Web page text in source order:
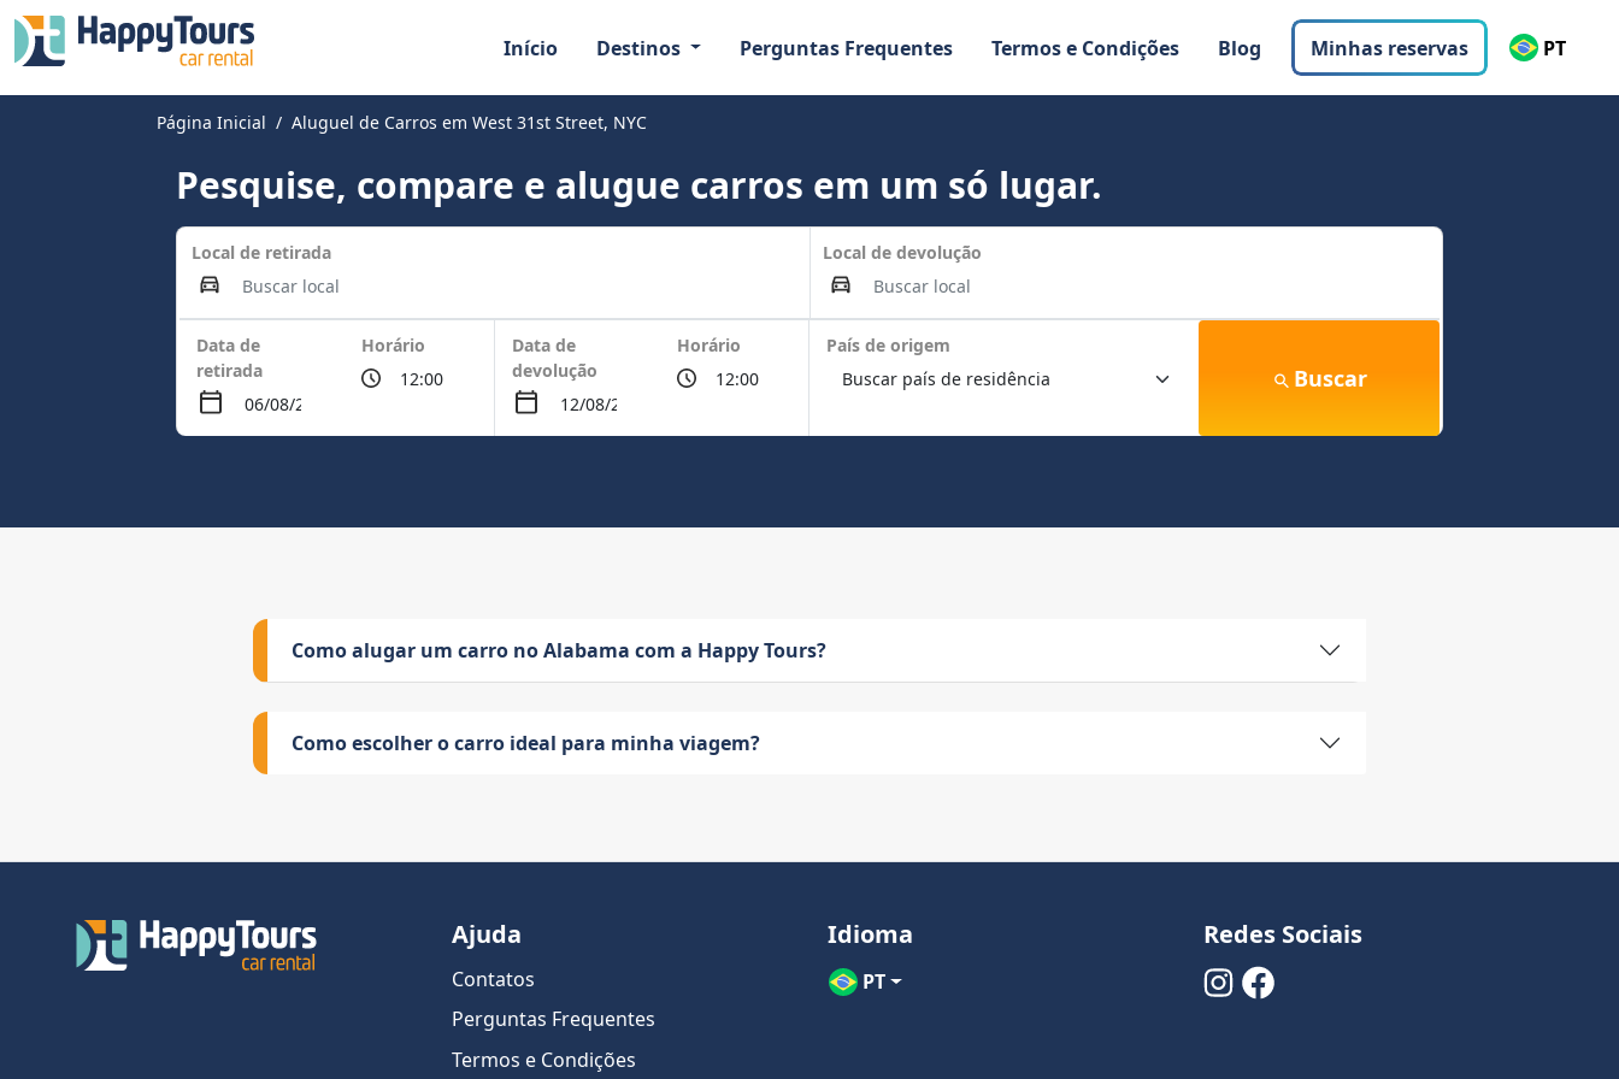
Início Destinos Perguntas Frequentes Termos e Condições Blog Minhas reservas PT
Página Inicial Aluguel de Carros em West 31st Street, NYC
Pesquise, compare e alugue carros em um só lugar.
Local de retirada Local de devolução
Data de
retirada
Horário
Data de
devolução
Horário País de origem
Buscar
Como alugar um carro no Alabama com a Happy Tours?
Como escolher o carro ideal para minha viagem?
Ajuda
Contatos
Perguntas Frequentes
Termos e Condições
Idioma
PT
Redes Sociais